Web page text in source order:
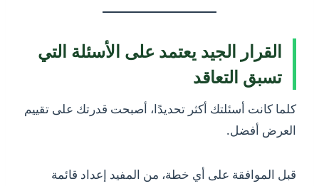
القرار الجيد يعتمد على الأسئلة التي
تسبق التعاقد
كلما كانت أسئلتك أكثر تحديدًا، أصبحت قدرتك على تقييم
العرض أفضل.
قبل الموافقة على أي خطة، من المفيد إعداد قائمة